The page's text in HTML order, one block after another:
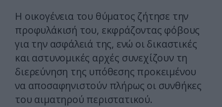
Η οικογένεια του θύματος ζήτησε την
προφυλάκισή του, εκφράζοντας φόβους
για την ασφάλειά της, ενώ οι δικαστικές
και αστυνομικές αρχές συνεχίζουν τη
διερεύνηση της υπόθεσης προκειμένου
να αποσαφηνιστούν πλήρως οι συνθήκες
του αιματηρού περιστατικού.